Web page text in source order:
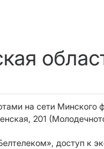
на сети Минского
201
доступ к